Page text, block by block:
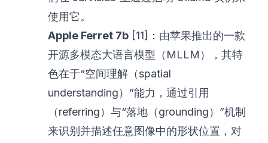
使用它。
Apple Ferret 7b [11]：由苹果推出的一款
开源多模态大语言模型（MLLM），其特
色在于“空间理解（spatial
understanding）”能力，通过引用
（referring）与“落地（grounding）”机制
来识别并描述任意图像中的形状位置，对